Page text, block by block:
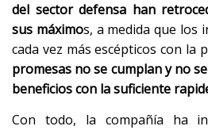
del sector defensa han
sus máximos, a medida que los
cada vez más escépticos con la
promesas no se cumplan y no
beneficios con la suficiente
Con todo, la compañía ha